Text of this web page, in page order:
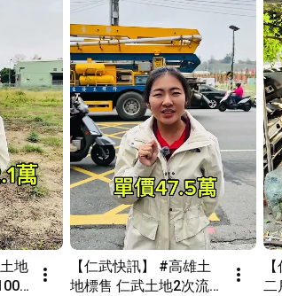
地
【仁武快訊】 #高雄土
地標售 仁武土地2次流標
二